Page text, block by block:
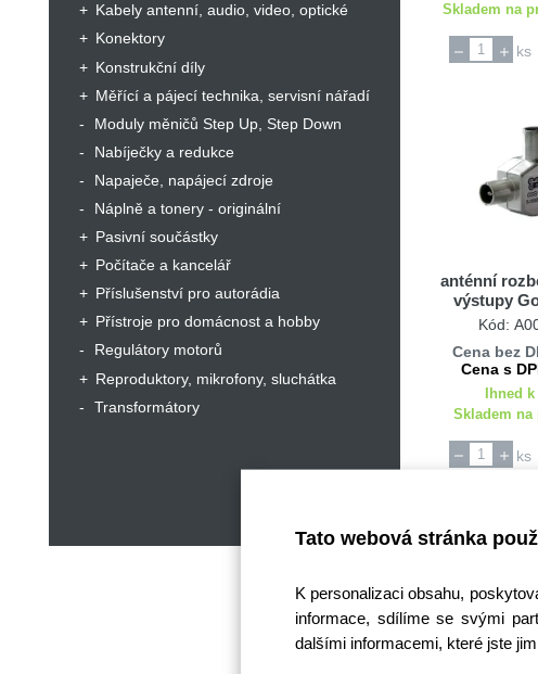
Tato webová stránka
K personalizaci obsahu,
informace, sdílíme se svými
dalšími informacemi, které jste
Kabely antenní, audio, video, optické
Konektory
Konstrukční díly
Měřící a pájecí technika, servisní nářadí
Moduly měničů Step Up, Step Down
Nabíječky a redukce
Napaječe, napájecí zdroje
Náplně a tonery - originální
Pasivní součástky
Počítače a kancelář
Příslušenství pro autorádia
Přístroje pro domácnost a hobby
Regulátory motorů
Reproduktory, mikrofony, sluchátka
Transformátory
Skladem na
ks
anténní
výstupy
Kód:
Cena bez
Cena s
Ihned
Skladem na
ks